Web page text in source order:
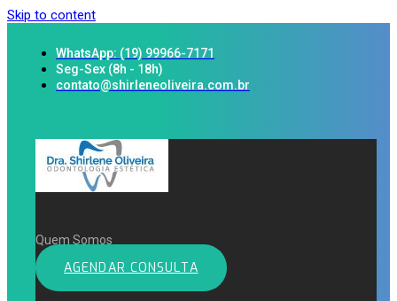
Skip to content
WhatsApp: (19) 99966-7171
Seg-Sex (8h - 18h)
contato@shirleneoliveira.com.br
Quem Somos
AGENDAR CONSULTA